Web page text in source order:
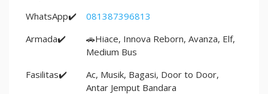
WhatsApp✔️
081387396813
Armada✔️
🚗Hiace, Innova Reborn, Avanza, Elf,
Medium Bus
Fasilitas✔️
Ac, Musik, Bagasi, Door to Door,
Antar Jemput Bandara